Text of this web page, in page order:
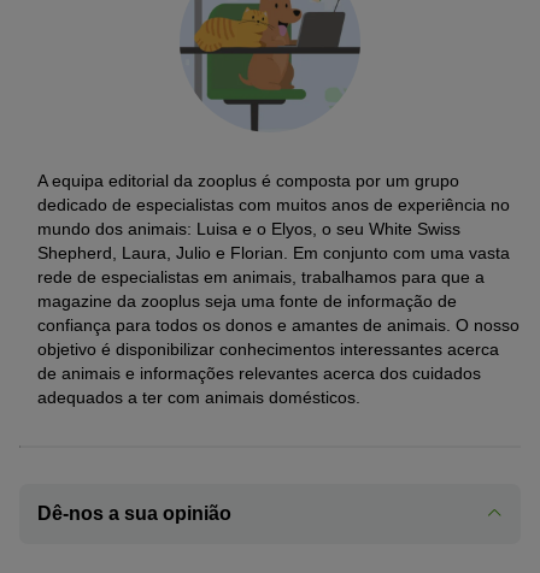
A equipa editorial da zooplus é composta por um grupo
dedicado de especialistas com muitos anos de experiência no
mundo dos animais: Luisa e o Elyos, o seu White Swiss
Shepherd, Laura, Julio e Florian. Em conjunto com uma vasta
rede de especialistas em animais, trabalhamos para que a
magazine da zooplus seja uma fonte de informação de
confiança para todos os donos e amantes de animais. O nosso
objetivo é disponibilizar conhecimentos interessantes acerca
de animais e informações relevantes acerca dos cuidados
adequados a ter com animais domésticos.
Dê-nos a sua opinião